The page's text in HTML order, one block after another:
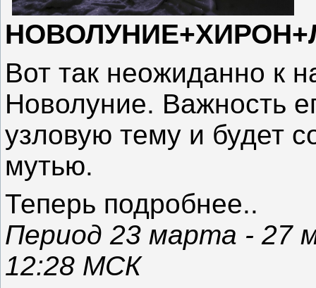
Вот так неожиданно к
Новолуние. Важность
узловую тему и будет
мутью.
Теперь подробнее..
Период 23 марта - 27
12:28 МСК